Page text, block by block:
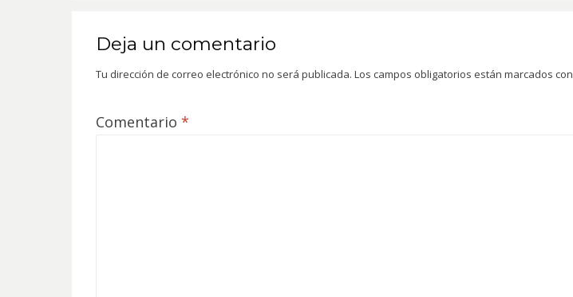
Deja un comentario
Tu dirección de correo electrónico no será publicada. Los campos obligatorios están marcados con
Comentario *